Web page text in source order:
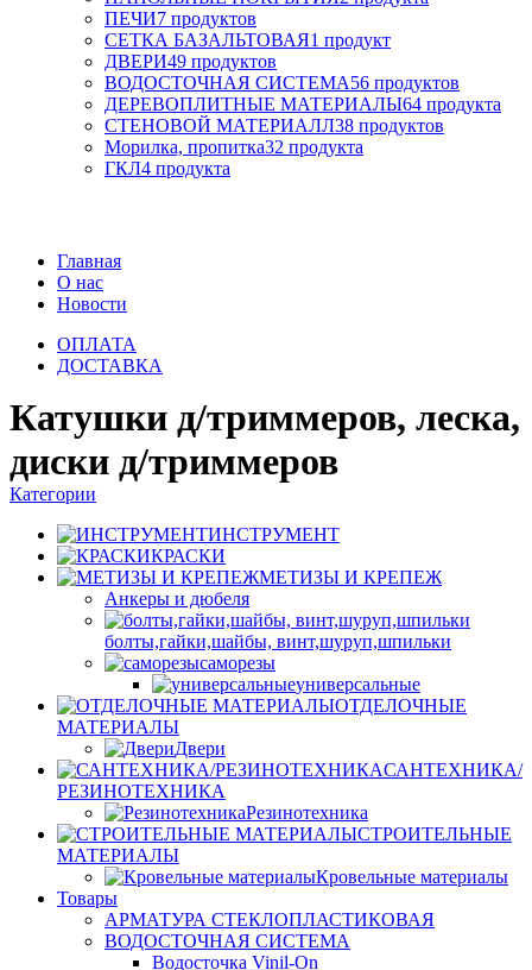
ПЕЧИ7 продуктов
СЕТКА БАЗАЛЬТОВАЯ1 продукт
ДВЕРИ49 продуктов
ВОДОСТОЧНАЯ СИСТЕМА56 продуктов
ДЕРЕВОПЛИТНЫЕ МАТЕРИАЛЫ64 продукта
СТЕНОВОЙ МАТЕРИАЛЛ38 продуктов
Морилка, пропитка32 продукта
ГКЛ4 продукта
Главная
О нас
Новости
ОПЛАТА
ДОСТАВКА
Катушки д/триммеров, леска,
диски д/триммеров
Категории
ИНСТРУМЕНТ
КРАСКИ
МЕТИЗЫ И КРЕПЕЖ
Анкеры и дюбеля
болты,гайки,шайбы, винт,шуруп,шпильки
саморезы
универсальные
ОТДЕЛОЧНЫЕ
МАТЕРИАЛЫ
Двери
САНТЕХНИКА/
РЕЗИНОТЕХНИКА
Резинотехника
СТРОИТЕЛЬНЫЕ
МАТЕРИАЛЫ
Кровельные материалы
Товары
АРМАТУРА СТЕКЛОПЛАСТИКОВАЯ
ВОДОСТОЧНАЯ СИСТЕМА
Водосточка Vinil-On